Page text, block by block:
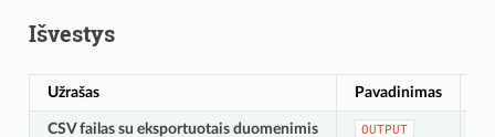
Išvestys
Užrašas Pavadinimas
CSV failas su eksportuotais duomenimis OUTPUT